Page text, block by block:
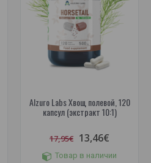
Alzuro Labs Хвощ полевой, 120
капсул (экстракт 10:1)
17,95€ 13,46€
Товар в наличии